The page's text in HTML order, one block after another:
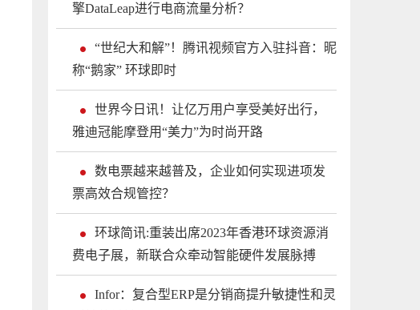
擎DataLeap进行电商流量分析？
“世纪大和解”！腾讯视频官方入驻抖音：昵
称“鹅家” 环球即时
世界今日讯！让亿万用户享受美好出行，
雅迪冠能摩登用“美力”为时尚开路
数电票越来越普及，企业如何实现进项发
票高效合规管控？
环球简讯:重装出席2023年香港环球资源消
费电子展，新联合众牵动智能硬件发展脉搏
Infor：复合型ERP是分销商提升敏捷性和灵